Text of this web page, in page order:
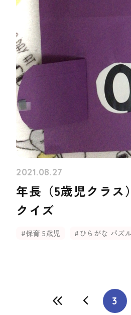
2021.08.27
年長（5歳児クラ
クイズ
#保育 5歳児 #ひらがな パズ
3